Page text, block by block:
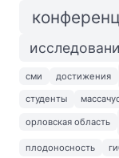
сми достижения
студенты
орловская область
плодоносность